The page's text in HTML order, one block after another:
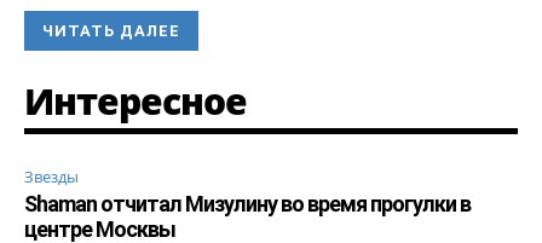
ЧИТАТЬ ДАЛЕЕ
Интересное
Звезды
Shaman отчитал Мизулину во время прогулки в
центре Москвы